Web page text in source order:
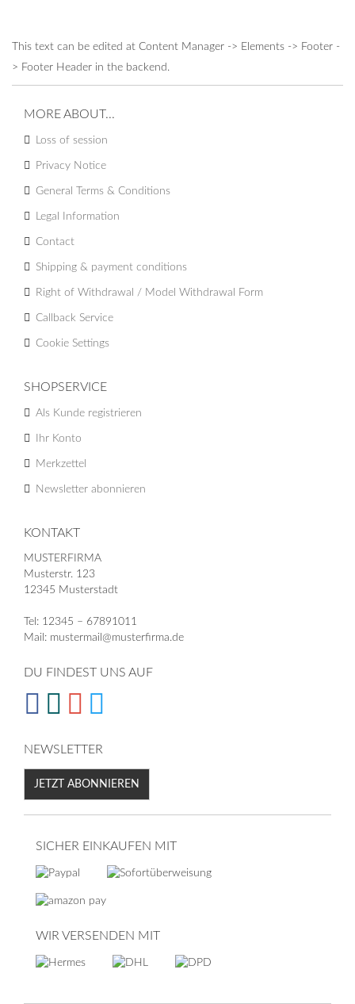
This text can be edited at Content Manager -> Elements -> Footer -
> Footer Header in the backend.
MORE ABOUT...
Loss of session
Privacy Notice
General Terms & Conditions
Legal Information
Contact
Shipping & payment conditions
Right of Withdrawal / Model Withdrawal Form
Callback Service
Cookie Settings
SHOPSERVICE
Als Kunde registrieren
Ihr Konto
Merkzettel
Newsletter abonnieren
KONTAKT
MUSTERFIRMA
Musterstr. 123
12345 Musterstadt
Tel: 12345 – 67891011
Mail: mustermail@musterfirma.de
DU FINDEST UNS AUF
NEWSLETTER
JETZT ABONNIEREN
SICHER EINKAUFEN MIT
WIR VERSENDEN MIT